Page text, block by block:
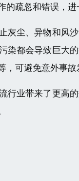
疏忽和错误，进
灰尘、异物和风
染都会导致巨大
可避免意外事故
行业带来了更高